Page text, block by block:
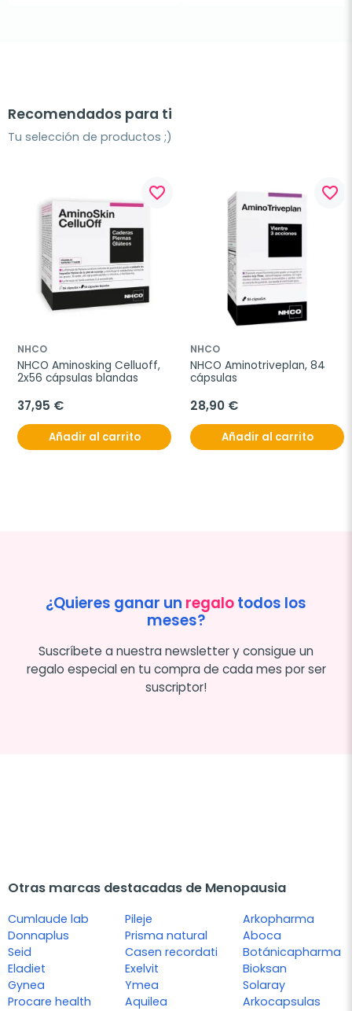
Recomendados para ti
Tu selección de productos ;)
favorite_border
NHCO
NHCO Aminosking Celluoff,
2x56 cápsulas blandas
37,95 €
Añadir al carrito
favorite_border
NHCO
NHCO Aminotriveplan, 84
cápsulas
28,90 €
Añadir al carrito
¿Quieres ganar un regalotodos los
meses?
Suscríbete a nuestra newsletter y consigue un
regalo especial en tu compra de cada mes por ser
suscriptor!
Otras marcas destacadas de Menopausia
Cumlaude lab
Donnaplus
Seid
Eladiet
Gynea
Procare health
Pileje
Prisma natural
Casen recordati
Exelvit
Ymea
Aquilea
Arkopharma
Aboca
Botánicapharma
Bioksan
Solaray
Arkocapsulas